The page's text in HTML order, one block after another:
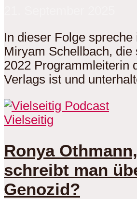
In dieser Folge spreche
Miryam Schellbach, die
2022 Programmleiterin
Verlags ist und
Vielseitig
Ronya
schreibt man
Genozid?